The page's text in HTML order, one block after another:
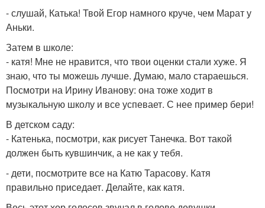
- слушай, Катька! Твой Егор намного круче, чем Марат у
Аньки.
Затем в школе:
- катя! Мне не нравится, что твои оценки стали хуже. Я
знаю, что ты можешь лучше. Думаю, мало стараешься.
Посмотри на Ирину Иванову: она тоже ходит в
музыкальную школу и все успевает. С нее пример бери!
В детском саду:
- Катенька, посмотри, как рисует Танечка. Вот такой
должен быть кувшинчик, а не как у тебя.
- дети, посмотрите все на Катю Тарасову. Катя
правильно приседает. Делайте, как катя.